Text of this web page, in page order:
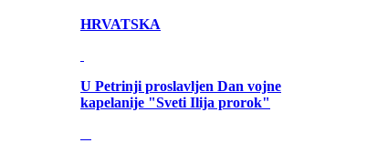
HRVATSKA
U Petrinji proslavljen Dan vojne
kapelanije "Sveti Ilija prorok"